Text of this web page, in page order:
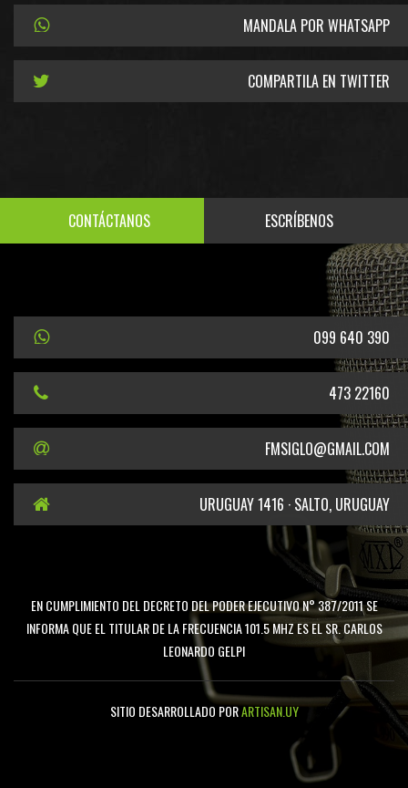
MANDALA POR WHATSAPP
COMPARTILA EN TWITTER
CONTÁCTANOS ESCRÍBENOS
099 640 390
473 22160
FMSIGLO@GMAIL.COM
URUGUAY 1416 · SALTO, URUGUAY
EN CUMPLIMIENTO DEL DECRETO DEL PODER EJECUTIVO N° 387/2011 SE
INFORMA QUE EL TITULAR DE LA FRECUENCIA 101.5 MHZ ES EL SR. CARLOS
LEONARDO GELPI
SITIO DESARROLLADO PORARTISAN.UY